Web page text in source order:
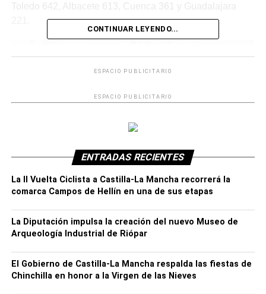
Toledo 642, Albacete 613, Cuenca 361 y Guadalajara
Actualmente el número de hospitalizados en cama
convencional por COVID-19 es 311.
(37 en el Hospital de Ciudad Real, 29 en el Hospital
CONTINUAR LEYENDO...
ESPACIO PUBLICITARIO
ESPACIO PUBLICITARIO
ENTRADAS RECIENTES
La II Vuelta Ciclista a Castilla-La Mancha recorrerá la
comarca Campos de Hellín en una de sus etapas
La Diputación impulsa la creación del nuevo Museo de
Arqueología Industrial de Riópar
El Gobierno de Castilla-La Mancha respalda las fiestas de
Chinchilla en honor a la Virgen de las Nieves